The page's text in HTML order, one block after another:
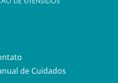
de Cuidados